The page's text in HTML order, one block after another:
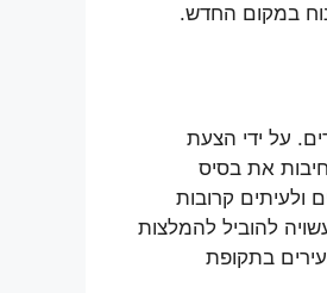
במקום החדש.
על ידי הצעת
את בסיס
ולעיתים קרובות
להוביל להמלצות
בתקופת